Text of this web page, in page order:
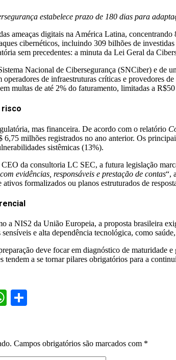
estabelece prazo de 180 dias para
ameaças digitais na América Latina,
cibernéticos, incluindo 309 bilhões de
sem precedentes: a minuta da Lei Geral da
Nacional de Cibersegurança (SNCiber) e de
de infraestruturas críticas e provedores
multas de até 2% do faturamento, limitadas a
risco
mas financeira. De acordo com o relatório
6,75 milhões registrados no ano anterior. Os
sistêmicas (13%).
CEO da consultoria LC SEC, a futura legislação
evidências, responsáveis e prestação de contas“,
formalizados ou planos estruturados de
a NIS2 da União Europeia, a proposta brasileira
e alta dependência tecnológica, como
deve focar em diagnóstico de maturidade
a se tornar pilares obrigatórios para a
WhatsApp
Campos obrigatórios são marcados com *